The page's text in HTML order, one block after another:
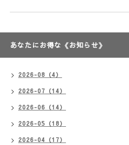
あなたにお得な《お知らせ》
2026-08（4）
2026-07（14）
2026-06（14）
2026-05（18）
2026-04（17）